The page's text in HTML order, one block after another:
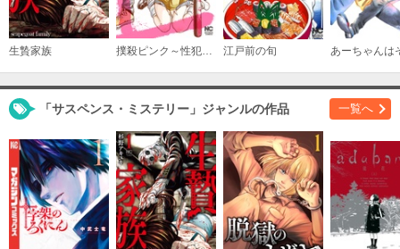
生贄家族 江戸前の旬
「サスペンス・ミステリー」ジャンルの作品 一覧へ